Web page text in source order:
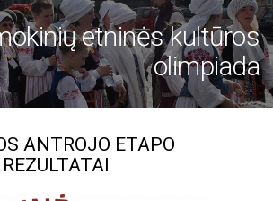
etninės kultūros
olimpiada
ANTROJO ETAPO